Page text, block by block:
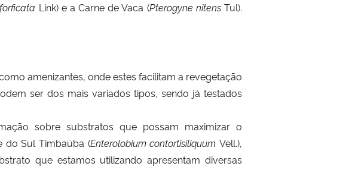
Link) e a Carne de Vaca (Pterogyne nitensTul).
amenizantes, onde estes facilitam a revegetação
ser dos mais variados tipos, sendo já testados
sobre substratos que possam maximizar o
do Sul Timbaúba (Enterolobium contortisiliquumVell.),
que estamos utilizando apresentam diversas